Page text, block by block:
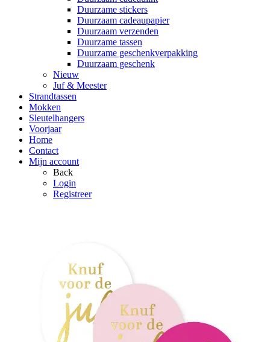
Duurzame stickers
Duurzaam cadeaupapier
Duurzaam verzenden
Duurzame tassen
Duurzame geschenkverpakking
Duurzaam geschenk
Nieuw
Juf & Meester
Strandtassen
Mokken
Sleutelhangers
Voorjaar
Home
Contact
Mijn account
Back
Login
Registreer